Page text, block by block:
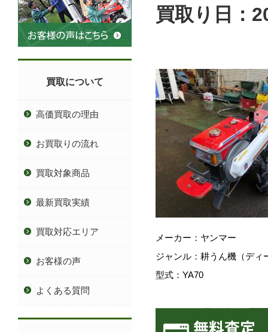
買取り日：
メーカー：ヤンマー
ジャンル：耕うん機（ディ
型式：YA70
買取について
高価買取の理由
お買取りの流れ
買取対象商品
最新買取実績
買取対応エリア
お客様の声
よくある質問